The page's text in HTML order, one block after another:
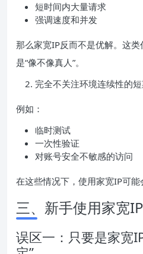
短时间内大量请求
强调速度和并发
那么家宽IP反而不是优解。这
是“像不像真人”。
完全不关注环境连续性的
例如：
临时测试
一次性验证
对账号安全不敏感的访问
在这些情况下，使用家宽IP可能
三、新手使用家宽
误区一：只要是家宽